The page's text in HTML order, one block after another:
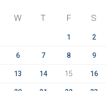
W T F S
1 2
6 7 8 9
13 14 15 16